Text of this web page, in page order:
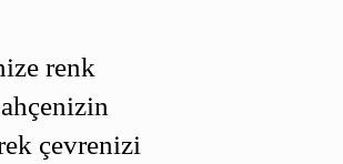
renk
çevrenizi